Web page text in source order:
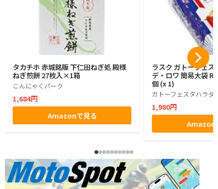
タカチホ 赤城銘販 下仁田ねぎ処 殿様
ねぎ煎餅 27枚入×1箱
こんにゃくパーク
1,684円
Amazonで見る
ラスク ガトーフェス
デ・ロワ 簡易大袋
個 (x 1)
ガトーフェスタハラダ
1,980円
Amazon